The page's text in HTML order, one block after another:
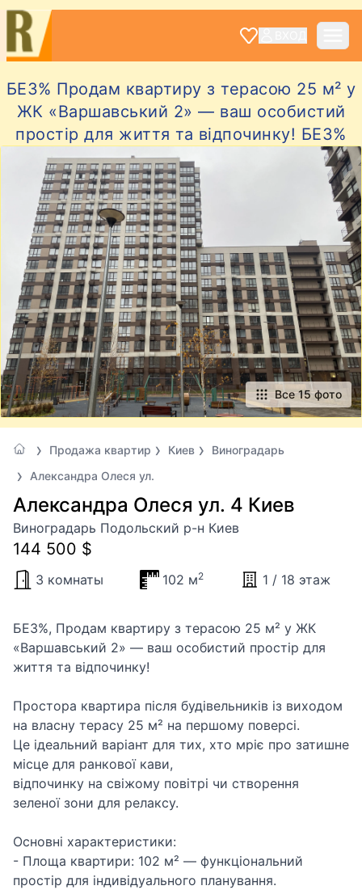
БЕЗ% Продам квартиру з терасою 25 м² у
ЖК «Варшавський 2» — ваш особистий
простір для життя та відпочинку! БЕЗ%
Все 15 фото
Продажа квартир Киев
Виноградарь
Александра Олеся ул.
Александра Олеся ул. 4 Киев
Виноградарь Подольский р-н Киев
144 500 $
3 комнаты 102 м2 1 / 18 этаж
БЕЗ%, Продам квартиру з терасою 25 м² у ЖК
«Варшавський 2» — ваш особистий простір для
життя та відпочинку!
Простора квартира після будівельників із виходом
на власну терасу 25 м² на першому поверсі.
Це ідеальний варіант для тих, хто мріє про затишне
місце для ранкової кави,
відпочинку на свіжому повітрі чи створення
зеленої зони для релаксу.
Основні характеристики:
- Площа квартири: 102 м² — функціональний
простір для індивідуального планування.